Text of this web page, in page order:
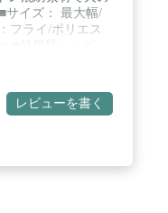
サイズ： 最大幅/
フライ/ポリエス
～5人用 ■耐水
■原産国：ベトナ
/ 【使用上の注
綿混紡は火の粉に
防炎加工ではござ
レビューを書く